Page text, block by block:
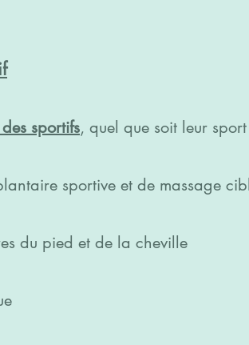
sportifs, quel que soit leur
sportive et de massage
du pied et de la cheville